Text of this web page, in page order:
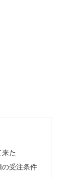
来た
の受注条件